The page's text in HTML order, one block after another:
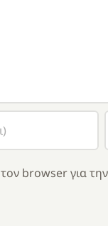
browser για